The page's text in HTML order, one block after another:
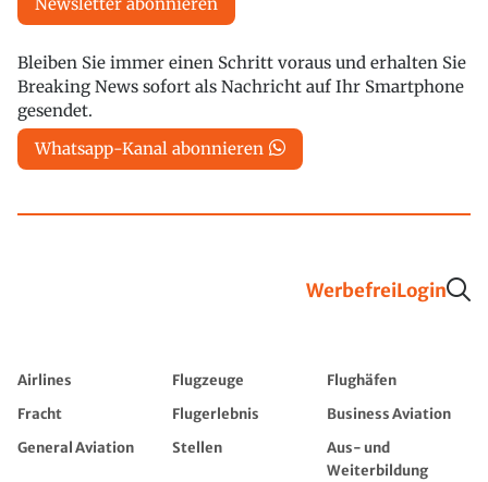
Bleiben Sie immer einen Schritt voraus und erhalten Sie
Breaking News sofort als Nachricht auf Ihr Smartphone
gesendet.
Whatsapp-Kanal abonnieren
WerbefreiLogin
Airlines Flugzeuge
Flughäfen
Fracht
Flugerlebnis
Business Aviation
General Aviation
Stellen
Aus- und
Weiterbildung